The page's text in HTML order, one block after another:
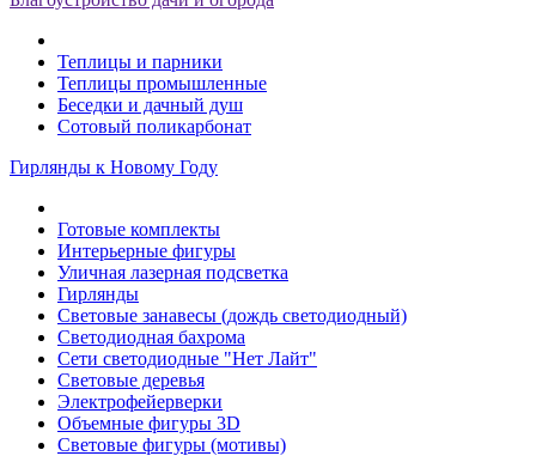
Теплицы и парники
Теплицы промышленные
Беседки и дачный душ
Сотовый поликарбонат
Гирлянды к Новому Году
Готовые комплекты
Интерьерные фигуры
Уличная лазерная подсветка
Гирлянды
Световые занавесы (дождь светодиодный)
Светодиодная бахрома
Сети светодиодные "Нет Лайт"
Световые деревья
Электрофейерверки
Объемные фигуры 3D
Световые фигуры (мотивы)